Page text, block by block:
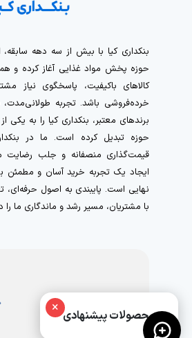
× محصولات پیشنهادی
حوزه پخش مواد غذایی آغاز کرده و
کالاهای باکیفیت، پاسخگوی نیاز
خرده‌فروشی باشد. تجربه
برندهای معتبر، بنکداری کیا را به یکی
حوزه تبدیل کرده است. ما در
قیمت‌گذاری منصفانه و جلب رضایت
ایجاد یک تجربه خرید آسان و مطمئن
نهایی است. پایبندی به اصول
با مشتریان، مسیر رشد و ماندگاری ما